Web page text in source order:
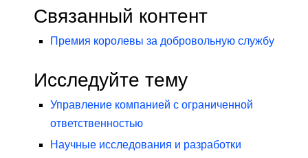
Связанный контент
Премия королевы за добровольную службу
Исследуйте тему
Управление компанией с ограниченной
ответственностью
Научные исследования и разработки